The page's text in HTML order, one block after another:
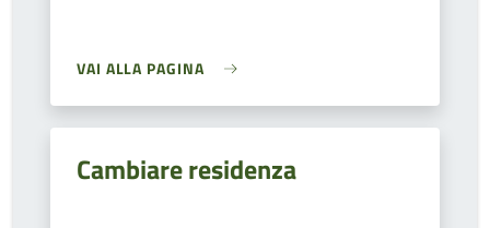
VAI ALLA PAGINA
Cambiare residenza